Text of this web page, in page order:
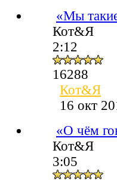
«Мы
Кот&Я
2:12
16288
Кот&Я
16 окт
«О чём
Кот&Я
3:05